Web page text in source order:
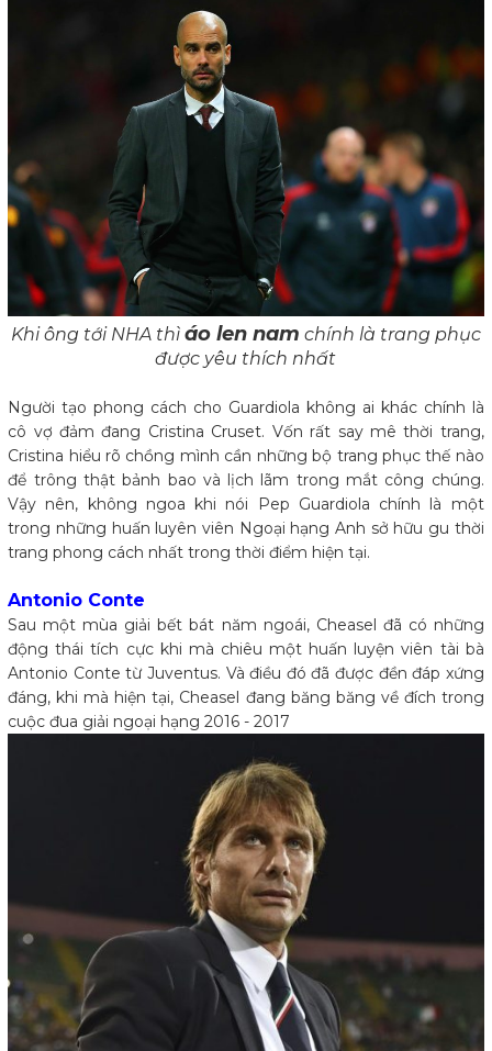
Khi ông tới NHA thì áo len nam chính là trang phục
được yêu thích nhất
Người tạo phong cách cho Guardiola không ai khác chính là
cô vợ đảm đang Cristina Cruset. Vốn rất say mê thời trang,
Cristina hiểu rõ chồng mình cần những bộ trang phục thế nào
để trông thật bảnh bao và lịch lãm trong mắt công chúng.
Vậy nên, không ngoa khi nói Pep Guardiola chính là một
trong những huấn luyên viên Ngoại hạng Anh sở hữu gu thời
trang phong cách nhất trong thời điểm hiện tại.
Antonio Conte
Sau một mùa giải bết bát năm ngoái, Cheasel đã có những
động thái tích cực khi mà chiêu một huấn luyện viên tài bà
Antonio Conte từ Juventus. Và điều đó đã được đền đáp xứng
đáng, khi mà hiện tại, Cheasel đang băng băng về đích trong
cuộc đua giải ngoại hạng 2016 - 2017